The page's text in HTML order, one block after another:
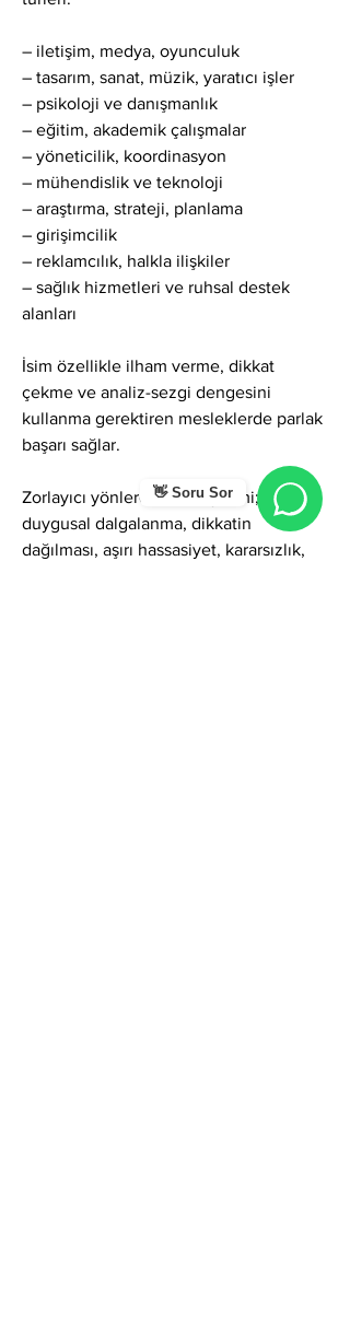
👋 Soru Sor
– iletişim, medya, oyunculuk
– tasarım, sanat, müzik, yaratıcı işler
– psikoloji ve danışmanlık
– eğitim, akademik çalışmalar
– yöneticilik, koordinasyon
– mühendislik ve teknoloji
– araştırma, strateji, planlama
– girişimcilik
– reklamcılık, halkla ilişkiler
– sağlık hizmetleri ve ruhsal destek
alanları
İsim özellikle ilham verme, dikkat
çekme ve analiz-sezgi dengesini
kullanma gerektiren mesleklerde parlak
başarı sağlar.
Zorlayıcı yönlerde Yıldıray ismi;
duygusal dalgalanma, dikkatin
dağılması, aşırı hassasiyet, kararsızlık,